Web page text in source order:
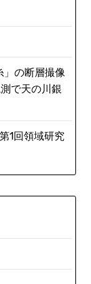
」の断層撮像
で天の川銀
1回領域研究